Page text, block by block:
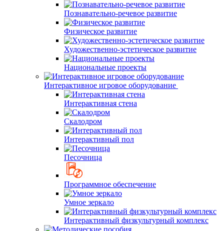
Познавательно-речевое развитие
Физическое развитие
Художественно-эстетическое развитие
Национальные проекты
Интерактивное игровое оборудование
Интерактивная стена
Скалодром
Интерактивный пол
Песочница
Программное обеспечение
Умное зеркало
Интерактивный физкультурный комплекс